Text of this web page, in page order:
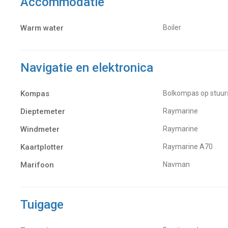
Warm water Boiler
Navigatie en elektronica
Kompas Bolkompas op
Dieptemeter Raymarine
Windmeter Raymarine
Kaartplotter Raymarine A70
Marifoon Navman
Tuigage